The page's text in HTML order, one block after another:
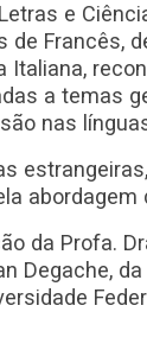
e
Francês,
Italiana,
a temas
nas
abordagem
da Profa.
Degache,